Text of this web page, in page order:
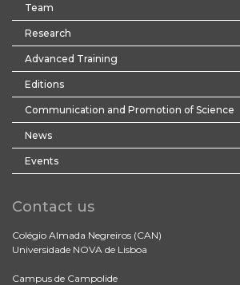
Team
Research
Advanced Training
Editions
Communication and Promotion of Science
News
Events
Contact us
Colégio Almada Negreiros (CAN)
Universidade NOVA de Lisboa
Campus de Campolide